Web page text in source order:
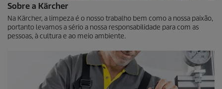
Sobre a Kärcher
Na Kärcher, a limpeza é o nosso trabalho bem como a nossa paixão,
portanto levamos a sério a nossa responsabilidade para com as
pessoas, à cultura e ao meio ambiente.